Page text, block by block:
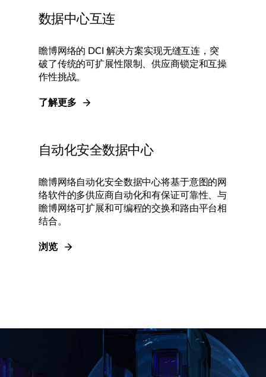
数据中心互连
瞻博网络的 DCI 解决方案实现无缝互连，突
破了传统的可扩展性限制、供应商锁定和互操
作性挑战。
了解更多
自动化安全数据中心
瞻博网络自动化安全数据中心将基于意图的网
络软件的多供应商自动化和有保证可靠性、与
瞻博网络可扩展和可编程的交换和路由平台相
结合。
浏览